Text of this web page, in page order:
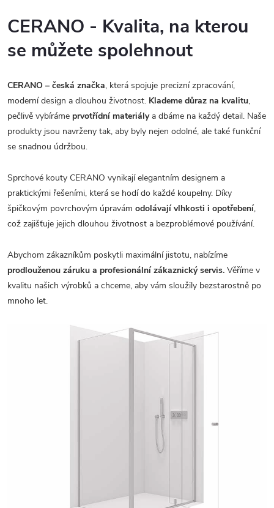
CERANO - Kvalita, na kterou
se můžete spolehnout
CERANO – česká značka, která spojuje precizní zpracování,
moderní design a dlouhou životnost. Klademe důraz na kvalitu,
pečlivě vybíráme prvotřídní materiálya dbáme na každý detail. Naše
produkty jsou navrženy tak, aby byly nejen odolné, ale také funkční
se snadnou údržbou.
Sprchové kouty CERANO vynikají elegantním designem a
praktickými řešeními, která se hodí do každé koupelny. Díky
špičkovým povrchovým úpravám odolávají vlhkosti i opotřebení,
což zajišťuje jejich dlouhou životnost a bezproblémové používání.
Abychom zákazníkům poskytli maximální jistotu, nabízíme
prodlouženou záruku a profesionální zákaznický servis. Věříme v
kvalitu našich výrobků a chceme, aby vám sloužily bezstarostně po
mnoho let.